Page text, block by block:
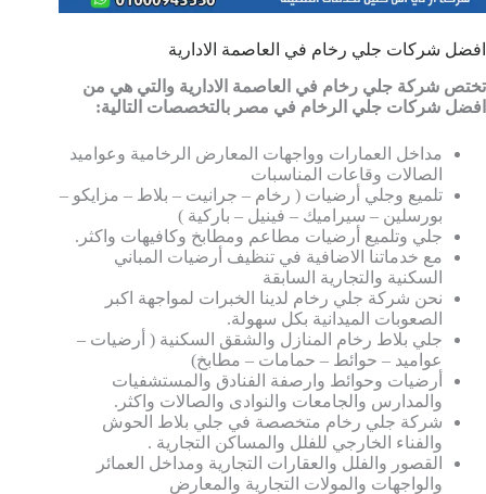
افضل شركات جلي رخام في العاصمة الادارية
تختص شركة جلي رخام في العاصمة الادارية والتي هي من
افضل شركات جلي الرخام في مصر بالتخصصات التالية:
مداخل العمارات وواجهات المعارض الرخامية وعواميد
الصالات وقاعات المناسبات
تلميع وجلي أرضيات ( رخام – جرانيت – بلاط – مزايكو –
بورسلين – سيراميك – فينيل – باركية )
جلي وتلميع أرضيات مطاعم ومطابخ وكافيهات واكثر.
مع خدماتنا الاضافية في تنظيف أرضيات المباني
السكنية والتجارية السابقة
نحن شركة جلي رخام لدينا الخبرات لمواجهة اكبر
الصعوبات الميدانية بكل سهولة.
جلي بلاط رخام المنازل والشقق السكنية ( أرضيات –
عواميد – حوائط – حمامات – مطابخ)
أرضيات وحوائط وارصفة الفنادق والمستشفيات
والمدارس والجامعات والنوادى والصالات واكثر.
شركة جلي رخام متخصصة في جلي بلاط الحوش
والفناء الخارجي للفلل والمساكن التجارية .
القصور والفلل والعقارات التجارية ومداخل العمائر
والواجهات والمولات التجارية والمعارض